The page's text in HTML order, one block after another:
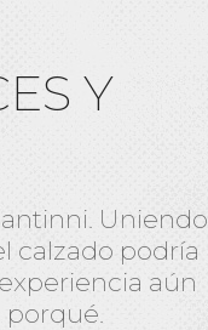
Y
Uniendo
calzado podría
aún